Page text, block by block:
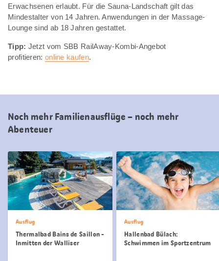
Erwachsenen erlaubt. Für die Sauna-Landschaft gilt das
Mindestalter von 14 Jahren. Anwendungen in der Massage-
Lounge sind ab 18 Jahren gestattet.
Tipp: Jetzt vom SBB RailAway-Kombi-Angebot
profitieren: online kaufen.
Noch mehr Familienausflüge – noch mehr
Abenteuer
Ausflug
Thermalbad Bains de Saillon -
Inmitten der Walliser
Ausflug
Hallenbad Bülach:
Schwimmen im Sportzentrum